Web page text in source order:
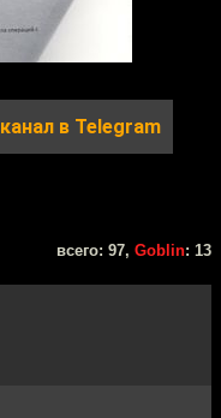
канал в Telegram
всего: 97, Goblin: 13